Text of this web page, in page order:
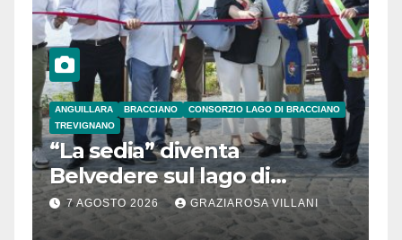
ANGUILLARA BRACCIANO
CONSORZIO LAGO DI BRACCIANO
TREVIGNANO
“La sedia” diventa
Belvedere sul lago di
Bracciano: ieri
l’inaugurazione
7 AGOSTO 2026 GRAZIAROSA VILLANI